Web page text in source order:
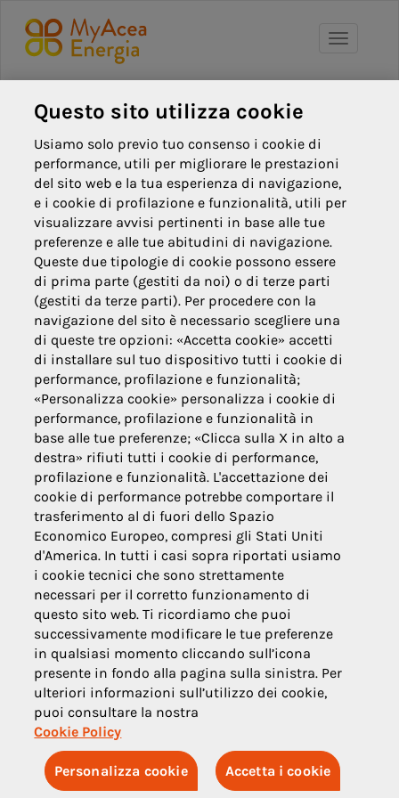
Toggle
© Acea Energia Spa - via
dell'Arte 73/77 - 00144 Roma -
p.iva 07305361003
Note legali
Cookie policy
Privacy
Questo sito utilizza cookie
Usiamo solo previo tuo consenso i cookie di
performance, utili per migliorare le prestazioni
del sito web e la tua esperienza di navigazione,
e i cookie di profilazione e funzionalità, utili per
visualizzare avvisi pertinenti in base alle tue
preferenze e alle tue abitudini di navigazione.
Queste due tipologie di cookie possono essere
di prima parte (gestiti da noi) o di terze parti
(gestiti da terze parti). Per procedere con la
navigazione del sito è necessario scegliere una
di queste tre opzioni: «Accetta cookie» accetti
di installare sul tuo dispositivo tutti i cookie di
performance, profilazione e funzionalità;
«Personalizza cookie» personalizza i cookie di
performance, profilazione e funzionalità in
base alle tue preferenze; «Clicca sulla X in alto a
destra» rifiuti tutti i cookie di performance,
profilazione e funzionalità. L'accettazione dei
cookie di performance potrebbe comportare il
trasferimento al di fuori dello Spazio
Economico Europeo, compresi gli Stati Uniti
d'America. In tutti i casi sopra riportati usiamo
i cookie tecnici che sono strettamente
necessari per il corretto funzionamento di
questo sito web. Ti ricordiamo che puoi
successivamente modificare le tue preferenze
in qualsiasi momento cliccando sull’icona
presente in fondo alla pagina sulla sinistra. Per
ulteriori informazioni sull’utilizzo dei cookie,
puoi consultare la nostra
Cookie Policy
Personalizza cookie Accetta i cookie